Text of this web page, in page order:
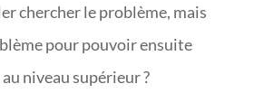
chercher le problème, mais
pour pouvoir ensuite
niveau supérieur ?